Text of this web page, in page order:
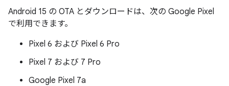
Android 15 の OTA とダウンロードは、次の Google Pixel
で利用できます。
Pixel 6 および Pixel 6 Pro
Pixel 7 および 7 Pro
Google Pixel 7a